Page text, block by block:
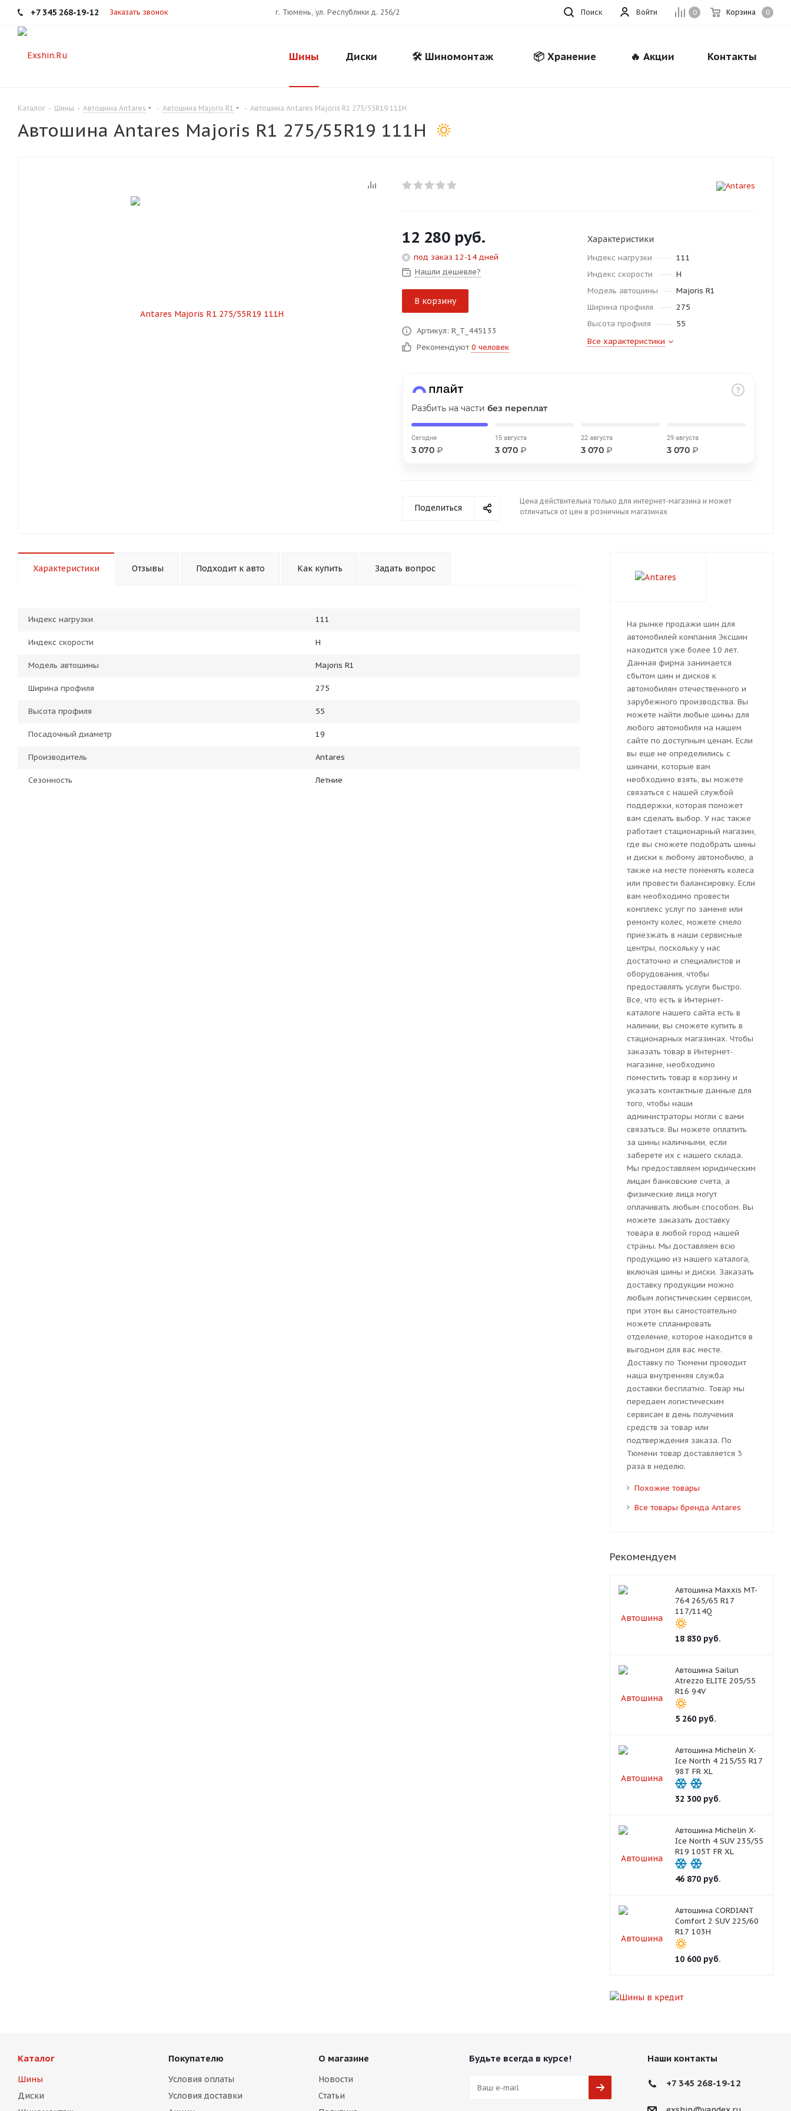
+7 345 268-19-12 Заказать звонок 0 Корзина 0
Войти
г. Тюмень, ул. Республики д. 256/2 Поиск
Шины Диски 🛠️ Шиномонтаж 📦 Хранение 🔥 Акции Контакты
Каталог - Шины - Автошина Antares - Автошина Majoris R1 - Автошина Antares Majoris R1 275/55R19 111H
Автошина Antares Majoris R1 275/55R19 111H
12 280 руб.
под заказ 12-14 дней
Нашли дешевле?
В корзину
Артикул: R_T_445133
Рекомендуют 0 человек
Характеристики
Индекс нагрузки
111
Индекс скорости
H
Модель автошины
Majoris R1
Ширина профиля
275
Высота профиля
55
Все характеристики
Разбить на части без переплат
Сегодня
3 070 ₽
15 августа
3 070 ₽
22 августа
3 070 ₽
29 августа
3 070 ₽
Поделиться
Цена действительна только для интернет-магазина и может
отличаться от цен в розничных магазинах
Характеристики Отзывы Подходит к авто Как купить Задать вопрос
Индекс нагрузки 111
Индекс скорости H
Модель автошины Majoris R1
Ширина профиля 275
Высота профиля 55
Посадочный диаметр 19
Производитель Antares
Сезонность Летние
На рынке продажи шин для
автомобилей компания Эксшин
находится уже более 10 лет.
Данная фирма занимается
сбытом шин и дисков к
автомобилям отечественного и
зарубежного производства. Вы
можете найти любые шины для
любого автомобиля на нашем
сайте по доступным ценам. Если
вы еще не определились с
шинами, которые вам
необходимо взять, вы можете
связаться с нашей службой
поддержки, которая поможет
вам сделать выбор. У нас также
работает стационарный магазин,
где вы сможете подобрать шины
и диски к любому автомобилю, а
также на месте поменять колеса
или провести балансировку. Если
вам необходимо провести
комплекс услуг по замене или
ремонту колес, можете смело
приезжать в наши сервисные
центры, поскольку у нас
достаточно и специалистов и
оборудования, чтобы
предоставлять услуги быстро.
Все, что есть в Интернет-
каталоге нашего сайта есть в
наличии, вы сможете купить в
стационарных магазинах. Чтобы
заказать товар в Интернет-
магазине, необходимо
поместить товар в корзину и
указать контактные данные для
того, чтобы наши
администраторы могли с вами
связаться. Вы можете оплатить
за шины наличными, если
заберете их с нашего склада.
Мы предоставляем юридическим
лицам банковские счета, а
физические лица могут
оплачивать любым способом. Вы
можете заказать доставку
товара в любой город нашей
страны. Мы доставляем всю
продукцию из нашего каталога,
включая шины и диски. Заказать
доставку продукции можно
любым логистическим сервисом,
при этом вы самостоятельно
можете спланировать
отделение, которое находится в
выгодном для вас месте.
Доставку по Тюмени проводит
наша внутренняя служба
доставки бесплатно. Товар мы
передаем логистическим
сервисам в день получения
средств за товар или
подтверждения заказа. По
Тюмени товар доставляется 3
раза в неделю.
Похожие товары
Все товары бренда Antares
Рекомендуем
Автошина Maxxis MT-
764 265/65 R17
117/114Q
18 830руб.
Автошина Sailun
Atrezzo ELITE 205/55
R16 94V
5 260руб.
Автошина Michelin X-
Ice North 4 215/55 R17
98T FR XL
32 300руб.
Автошина Michelin X-
Ice North 4 SUV 235/55
R19 105T FR XL
46 870руб.
Автошина CORDIANT
Comfort 2 SUV 225/60
R17 103H
10 600руб.
Каталог
Шины
Диски
Покупателю
Условия оплаты
Условия доставки
О магазине
Новости
Статьи
Будьте всегда в курсе! Наши контакты
+7 345 268-19-12
без переплат
8 800 302-02-51